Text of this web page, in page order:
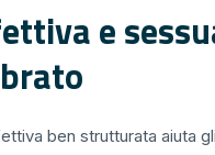
e
ben strutturata aiuta